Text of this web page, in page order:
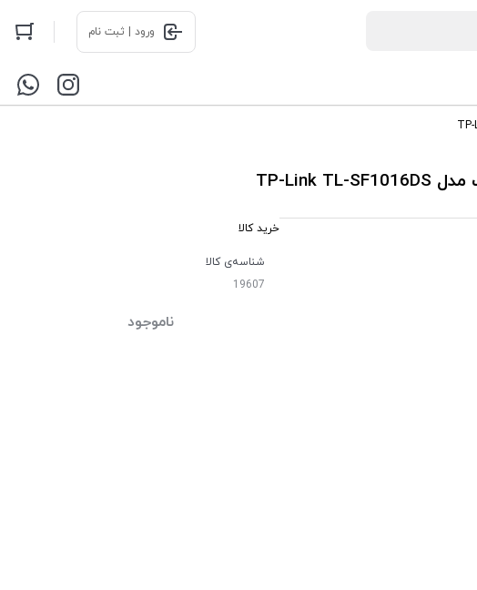
ورود | ثبت نام
خرید کالا
شناسه‌ی کالا
19607
ناموجود